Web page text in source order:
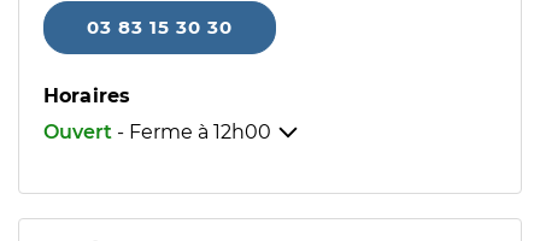
03 83 15 30 30
Horaires
Ouvert - Ferme à 12h00